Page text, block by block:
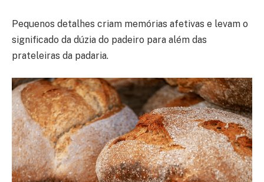
Pequenos detalhes criam memórias afetivas e levam o
significado da dúzia do padeiro para além das
prateleiras da padaria.